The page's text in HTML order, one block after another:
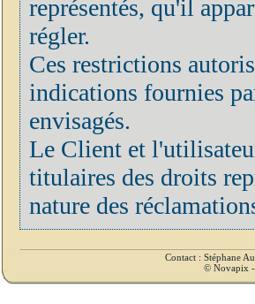
représentés, qu'il
régler.
Ces restrictions
indications fournies
envisagés.
Le Client et
titulaires des droits
nature des
Contact : Stéphane
© Novapix -